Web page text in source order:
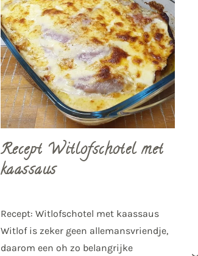
Recept Witlofschotel met
kaassaus
Recept: Witlofschotel met kaassaus
Witlof is zeker geen allemansvriendje,
daarom een oh zo belangrijke